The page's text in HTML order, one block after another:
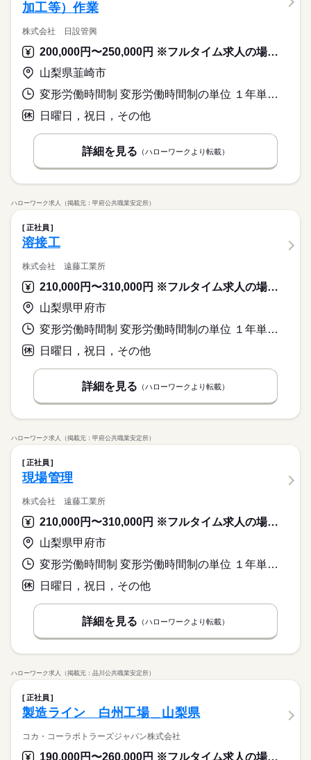
加工等）作業
株式会社 日設管興
200,000円〜250,000円 ※フルタイム求人の場合は月額（換算額）、パート求人の場合は時間額を表示しています。
山梨県韮崎市
変形労働時間制 変形労働時間制の単位 １年単位 就業時間１ 8時00分〜17時00分
日曜日，祝日，その他
詳細を見る （ハローワークより転載）
ハローワーク求人（掲載元：甲府公共職業安定所）
正社員
溶接工
株式会社 遠藤工業所
210,000円〜310,000円 ※フルタイム求人の場合は月額（換算額）、パート求人の場合は時間額を表示しています。
山梨県甲府市
変形労働時間制 変形労働時間制の単位 １年単位 就業時間１ 8時00分〜17時00分
日曜日，祝日，その他
詳細を見る （ハローワークより転載）
ハローワーク求人（掲載元：甲府公共職業安定所）
正社員
現場管理
株式会社 遠藤工業所
210,000円〜310,000円 ※フルタイム求人の場合は月額（換算額）、パート求人の場合は時間額を表示しています。
山梨県甲府市
変形労働時間制 変形労働時間制の単位 １年単位 就業時間１ 8時00分〜17時00分
日曜日，祝日，その他
詳細を見る （ハローワークより転載）
ハローワーク求人（掲載元：品川公共職業安定所）
正社員
製造ライン 白州工場＿山梨県
コカ・コーラボトラーズジャパン株式会社
190,000円〜260,000円 ※フルタイム求人の場合は月額（換算額）、パート求人の場合は時間額を表示しています。